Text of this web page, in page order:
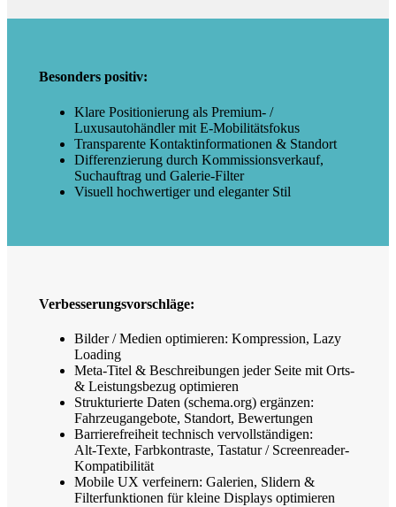
Besonders positiv:
Klare Positionierung als Premium- /
Luxusautohändler mit E‑Mobilitätsfokus
Transparente Kontaktinformationen & Standort
Differenzierung durch Kommissionsverkauf,
Suchauftrag und Galerie‑Filter
Visuell hochwertiger und eleganter Stil
Verbesserungsvorschläge:
Bilder / Medien optimieren: Kompression, Lazy
Loading
Meta‑Titel & Beschreibungen jeder Seite mit Orts-
& Leistungsbezug optimieren
Strukturierte Daten (schema.org) ergänzen:
Fahrzeugangebote, Standort, Bewertungen
Barrierefreiheit technisch vervollständigen:
Alt‑Texte, Farbkontraste, Tastatur / Screenreader-
Kompatibilität
Mobile UX verfeinern: Galerien, Slidern &
Filterfunktionen für kleine Displays optimieren